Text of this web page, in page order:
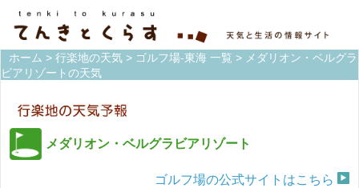
ホーム > 行楽地の天気 > ゴルフ場-東海 一覧 > メダリオン・ベルグラ
ビアリゾートの天気
メダリオン・ベルグラビアリゾート
ゴルフ場の公式サイトはこちら